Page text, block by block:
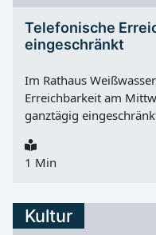
Telefonische
eingeschränkt
Im Rathaus
Erreichbarkeit am
ganztägig
Angaben der
gewährleistet werden,
diesem Tag möglichst
Kontaktmöglichkeiten
1 Min
Kultur